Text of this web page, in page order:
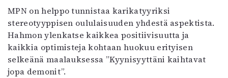
MPN on helppo tunnistaa karikatyyriksi
stereotyyppisen oululaisuuden yhdestä aspektista.
Hahmon ylenkatse kaikkea positiivisuutta ja
kaikkia optimisteja kohtaan huokuu erityisen
selkeänä maalauksessa ”Kyynisyyttäni kaihtavat
jopa demonit”.